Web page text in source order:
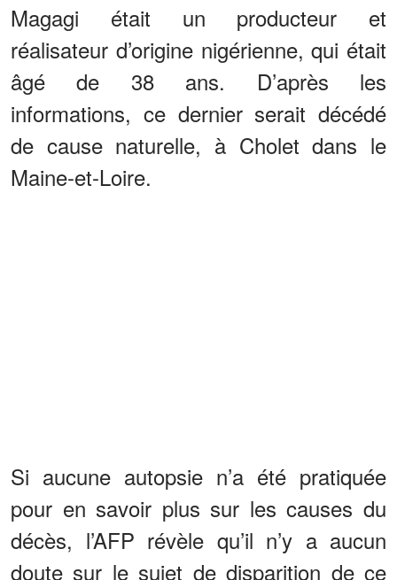
Magagi était un producteur et
réalisateur d’origine nigérienne, qui était
âgé de 38 ans. D’après les
informations, ce dernier serait décédé
de cause naturelle, à Cholet dans le
Maine-et-Loire.
Si aucune autopsie n’a été pratiquée
pour en savoir plus sur les causes du
décès, l’AFP révèle qu’il n’y a aucun
doute sur le sujet de disparition de ce